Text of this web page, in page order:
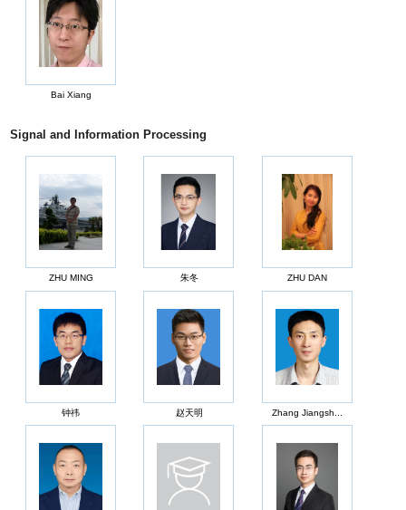
Bai Xiang
Signal and Information Processing
ZHU MING 朱冬 ZHU DAN
钟祎 赵天明 Zhang Jiangsh...